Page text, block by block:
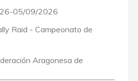
05/09/2026
Raid - Campeonato de
Aragonesa de